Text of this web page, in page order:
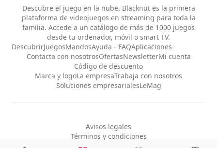
Descubre el juego en la nube. Blacknut es la primera
plataforma de videojuegos en streaming para toda la
familia. Accede a un catálogo de más de 1000 juegos
desde tu ordenador, móvil o smart TV.
DescubrirJuegosMandosAyuda - FAQAplicaciones
Contacta con nosotrosOfertasNewsletterMi cuenta
Código de descuento
Marca y logoLa empresaTrabaja con nosotros
Soluciones empresarialesLeMag
Avisos legales
Términos y condiciones